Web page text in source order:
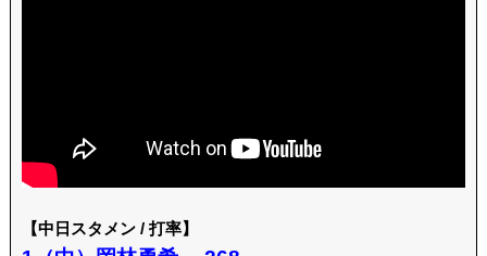
【中日スタメン / 打率】